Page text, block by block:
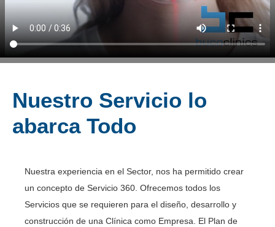
Nuestro Servicio lo
abarca Todo
Nuestra experiencia en el Sector, nos ha permitido crear
un concepto de Servicio 360. Ofrecemos todos los
Servicios que se requieren para el diseño, desarrollo y
construcción de una Clínica como Empresa. El Plan de